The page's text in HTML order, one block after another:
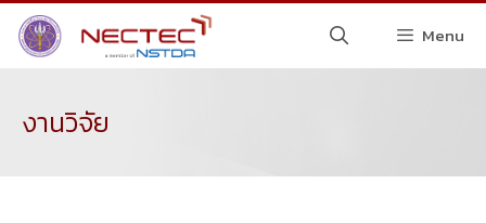
Menu
งานวิจัย